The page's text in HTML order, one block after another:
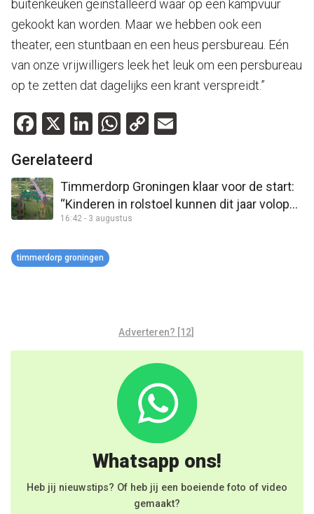
buitenkeuken geïnstalleerd waar op een kampvuur
gekookt kan worden. Maar we hebben ook een
theater, een stuntbaan en een heus persbureau. Eén
van onze vrijwilligers leek het leuk om een persbureau
op te zetten dat dagelijks een krant verspreidt.”
Facebook
X LinkedIn
WhatsApp
Copy
Gerelateerd
Timmerdorp Groningen klaar voor de start:
“Kinderen in rolstoel kunnen dit jaar volop
meedoen”
16:42 - 3 augustus
timmerdorp groningen
Adverteren? [12]
Whatsapp ons!
Heb jij nieuwstips? Of heb jij een boeiende foto of video
gemaakt?